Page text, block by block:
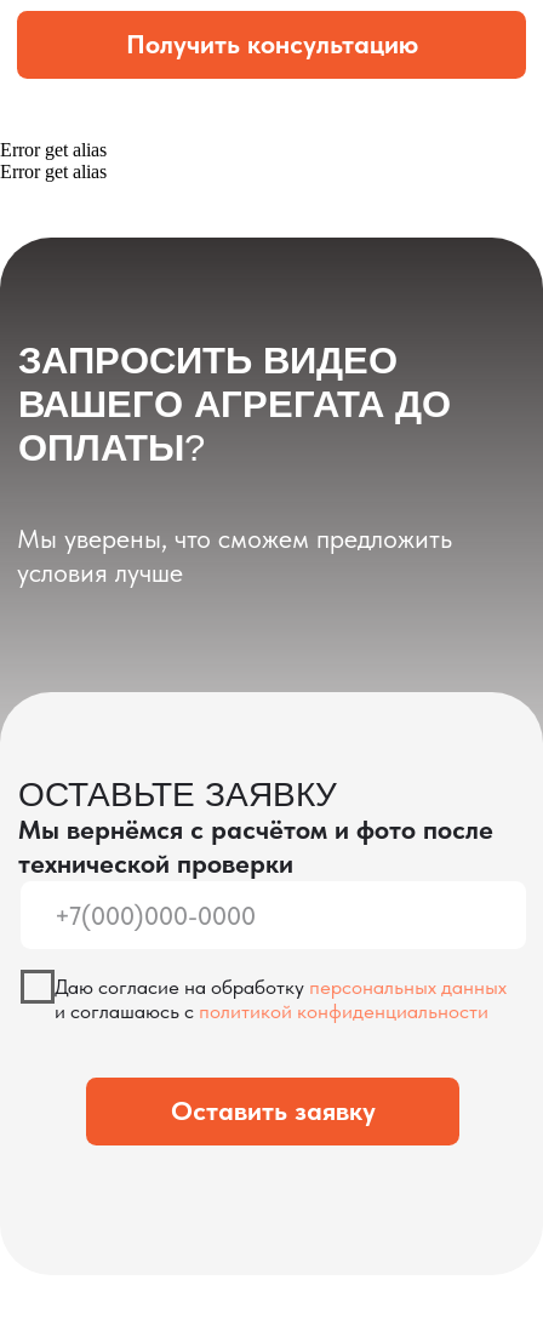
Error get alias
Error get alias